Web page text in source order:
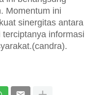
Momentum ini
sinergitas antara
informasi